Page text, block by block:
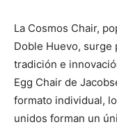
La Cosmos Chair,
Doble Huevo,
tradición e
Egg Chair de
formato individual,
unidos forman un